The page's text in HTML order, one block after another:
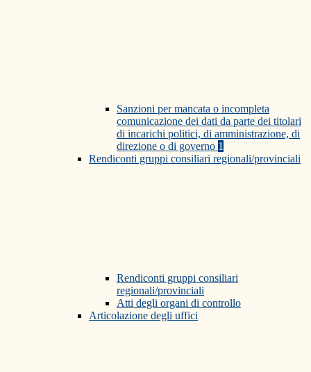
Sanzioni per mancata o incompleta
comunicazione dei dati da parte dei titolari
di incarichi politici, di amministrazione, di
direzione o di governo 1
Rendiconti gruppi consiliari regionali/provinciali
Rendiconti gruppi consiliari
regionali/provinciali
Atti degli organi di controllo
Articolazione degli uffici